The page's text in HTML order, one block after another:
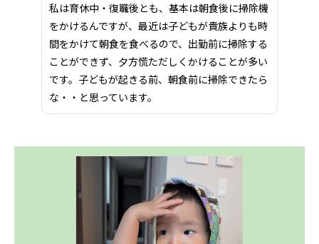
私は育休中・復職後とも、基本は朝食後に掃除機
をかけるんですが、最近は子どもが貴族よりも時
間をかけて朝食を食べるので、出勤前に掃除する
ことができず、夕方慌ただしくかけることが多い
です。子どもが起きる前、朝食前に掃除できたら
な・・と思っています。